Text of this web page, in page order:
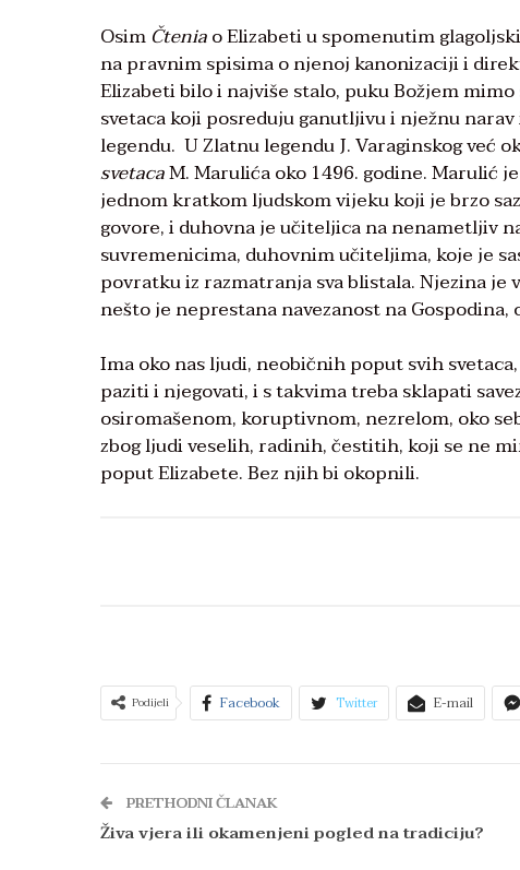
Osim Čteniao Elizabeti u spomenutim
na pravnim spisima o njenoj kanonizaciji i
Elizabeti bilo i najviše stalo, puku Božjem
svetaca koji posreduju ganutljivu i nježnu
legendu. U Zlatnu legendu J. Varaginskog već
svetacaM. Marulića oko 1496. godine. Marulić
jednom kratkom ljudskom vijeku koji je brzo
govore, i duhovna je učiteljica na nenametljiv
suvremenicima, duhovnim učiteljima, koje je
povratku iz razmatranja sva blistala. Njezina je
nešto je neprestana navezanost na
Ima oko nas ljudi, neobičnih poput svih
paziti i njegovati, i s takvima treba sklapati
osiromašenom, koruptivnom, nezrelom, oko
zbog ljudi veselih, radinih, čestitih, koji se ne
poput Elizabete. Bez njih bi okopnili.
Podijeli Facebook Twitter E-mail
PRETHODNI ČLANAK
Živa vjera ili okamenjeni pogled na tradiciju?